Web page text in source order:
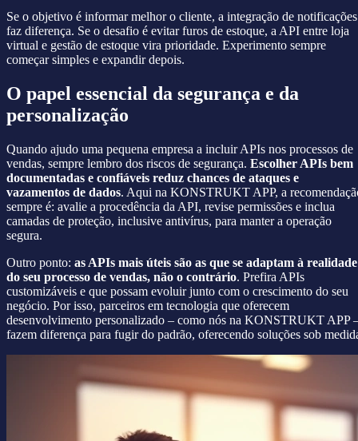
Se o objetivo é informar melhor o cliente, a integração de notificações
faz diferença. Se o desafio é evitar furos de estoque, a API entre loja
virtual e gestão de estoque vira prioridade. Experimento sempre
começar simples e expandir depois.
O papel essencial da segurança e da
personalização
Quando ajudo uma pequena empresa a incluir APIs nos processos de
vendas, sempre lembro dos riscos de segurança. Escolher APIs bem
documentadas e confiáveis reduz chances de ataques e
vazamentos de dados. Aqui na KONSTRUKT APP, a
sempre é: avalie a procedência da API, revise permissões e inclua
camadas de proteção, inclusive antivírus, para manter a operação
segura.
Outro ponto: as APIs mais úteis são as que se adaptam à realidade
do seu processo de vendas, não o contrário. Prefira APIs
customizáveis e que possam evoluir junto com o crescimento do seu
negócio. Por isso, parceiros em tecnologia que oferecem
desenvolvimento personalizado – como nós na KONSTRUKT APP
fazem diferença para fugir do padrão, oferecendo soluções sob